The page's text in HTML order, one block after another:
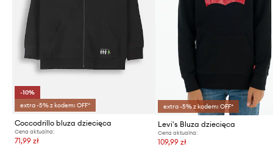
-10%
extra -5% z kodem: OFF*
Coccodrillo bluza dziecięca
Cena aktualna:
71,99 zł
extra -5% z kodem: OFF*
Levi's Bluza dziecięca
Cena aktualna:
109,99 zł